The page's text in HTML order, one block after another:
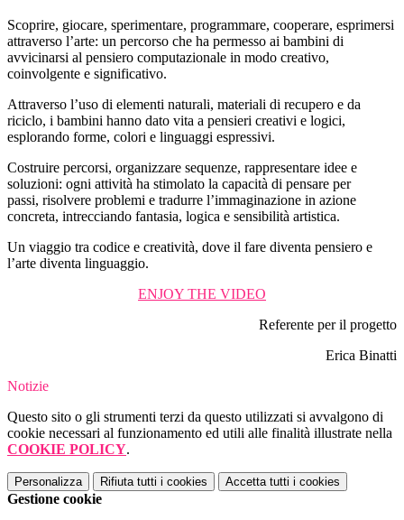
Scoprire, giocare, sperimentare, programmare, cooperare, esprimersi
attraverso l’arte: un percorso che ha permesso ai bambini di
avvicinarsi al pensiero computazionale in modo creativo,
coinvolgente e significativo.
Attraverso l’uso di elementi naturali, materiali di recupero e da
riciclo, i bambini hanno dato vita a pensieri creativi e logici,
esplorando forme, colori e linguaggi espressivi.
Costruire percorsi, organizzare sequenze, rappresentare idee e
soluzioni: ogni attività ha stimolato la capacità di pensare per
passi, risolvere problemi e tradurre l’immaginazione in azione
concreta, intrecciando fantasia, logica e sensibilità artistica.
Un viaggio tra codice e creatività, dove il fare diventa pensiero e
l’arte diventa linguaggio.
ENJOY THE VIDEO
Referente per il progetto
Erica Binatti
Notizie
Questo sito o gli strumenti terzi da questo utilizzati si avvalgono di
cookie necessari al funzionamento ed utili alle finalità illustrate nella
COOKIE POLICY.
Personalizza Rifiuta tutti i cookies Accetta tutti i cookies
Gestione cookie